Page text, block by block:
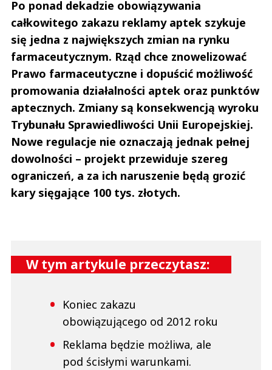
Po ponad dekadzie obowiązywania
całkowitego zakazu reklamy aptek szykuje
się jedna z największych zmian na rynku
farmaceutycznym. Rząd chce znowelizować
Prawo farmaceutyczne i dopuścić możliwość
promowania działalności aptek oraz punktów
aptecznych. Zmiany są konsekwencją wyroku
Trybunału Sprawiedliwości Unii Europejskiej.
Nowe regulacje nie oznaczają jednak pełnej
dowolności – projekt przewiduje szereg
ograniczeń, a za ich naruszenie będą grozić
kary sięgające 100 tys. złotych.
W tym artykule przeczytasz:
Koniec zakazu
obowiązującego od 2012 roku
Reklama będzie możliwa, ale
pod ścisłymi warunkami.